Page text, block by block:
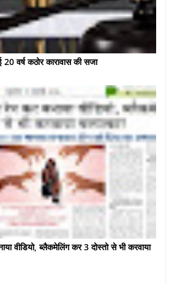
वर्ष कठोर कारावास की सजा
वीडियो, ब्लैकमेलिंग कर 3 दोस्तो से भी करवाया